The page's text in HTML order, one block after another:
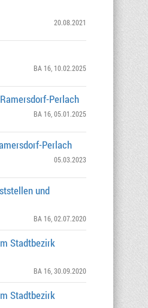
20.08.2021
BA 16, 10.02.2025
Perlach
BA 16, 05.01.2025
Perlach
05.03.2023
und
BA 16, 02.07.2020
Stadtbezirk
BA 16, 30.09.2020
Stadtbezirk